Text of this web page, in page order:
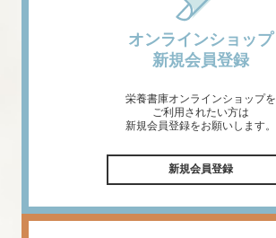
オンラインショップ
新規会員登録
栄養書庫オンラインショップを
ご利用されたい方は
新規会員登録をお願いします。
新規会員登録